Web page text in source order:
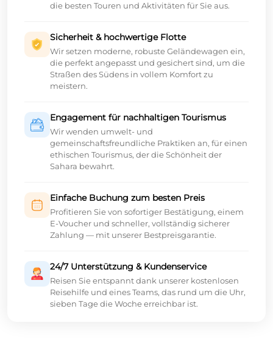
die besten Touren und Aktivitäten für Sie aus.
Sicherheit & hochwertige Flotte
Wir setzen moderne, robuste Geländewagen ein,
die perfekt angepasst und gesichert sind, um die
Straßen des Südens in vollem Komfort zu
meistern.
Engagement für nachhaltigen Tourismus
Wir wenden umwelt- und
gemeinschaftsfreundliche Praktiken an, für einen
ethischen Tourismus, der die Schönheit der
Sahara bewahrt.
Einfache Buchung zum besten Preis
Profitieren Sie von sofortiger Bestätigung, einem
E-Voucher und schneller, vollständig sicherer
Zahlung — mit unserer Bestpreisgarantie.
24/7 Unterstützung & Kundenservice
Reisen Sie entspannt dank unserer kostenlosen
Reisehilfe und eines Teams, das rund um die Uhr,
sieben Tage die Woche erreichbar ist.